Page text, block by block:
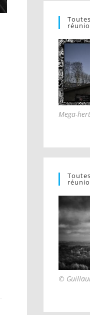
Mega-
©